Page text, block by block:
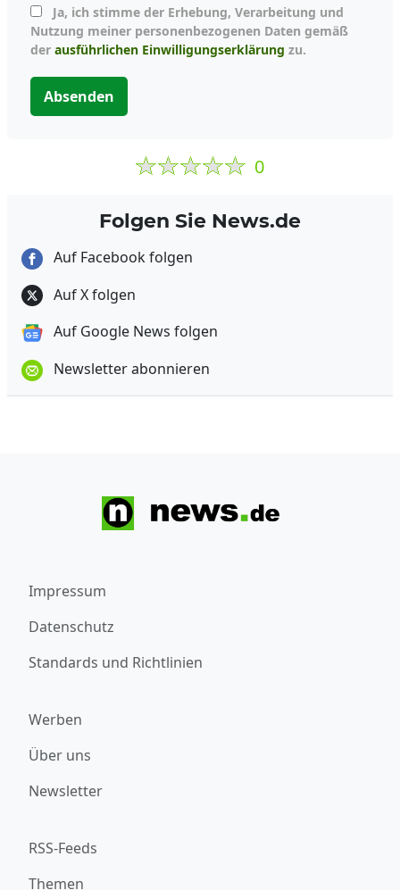
Nutzung meiner personenbezogenen Daten gemäß
der ausführlichen Einwilligungserklärung zu.
Absenden
0
Folgen Sie News.de
Auf Facebook folgen
Auf X folgen
Auf Google News folgen
Newsletter abonnieren
Impressum
Datenschutz
Standards und Richtlinien
Werben
Über uns
Newsletter
RSS-Feeds
Themen